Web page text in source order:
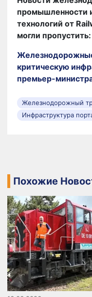
промышленности
технологий от
могли пропустить:
критическую
премьер-
Железнодорожный
Инфраструктура
Похожие